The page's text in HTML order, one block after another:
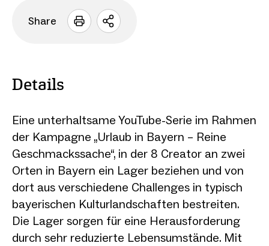
Share
Sharing
Details
Eine unterhaltsame YouTube-Serie im Rahmen
der Kampagne „Urlaub in Bayern – Reine
Geschmackssache“, in der 8 Creator an zwei
Orten in Bayern ein Lager beziehen und von
dort aus verschiedene Challenges in typisch
bayerischen Kulturlandschaften bestreiten.
Die Lager sorgen für eine Herausforderung
durch sehr reduzierte Lebensumstände. Mit